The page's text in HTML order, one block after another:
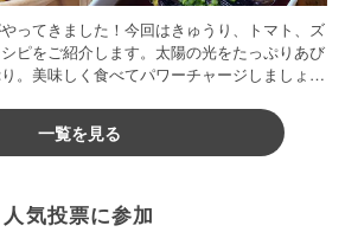
ってきました！今回はきゅうり、トマト、ズ
ピをご紹介します。太陽の光をたっぷりあび
。美味しく食べてパワーチャージしましょう
一覧を見る
人気投票に参加